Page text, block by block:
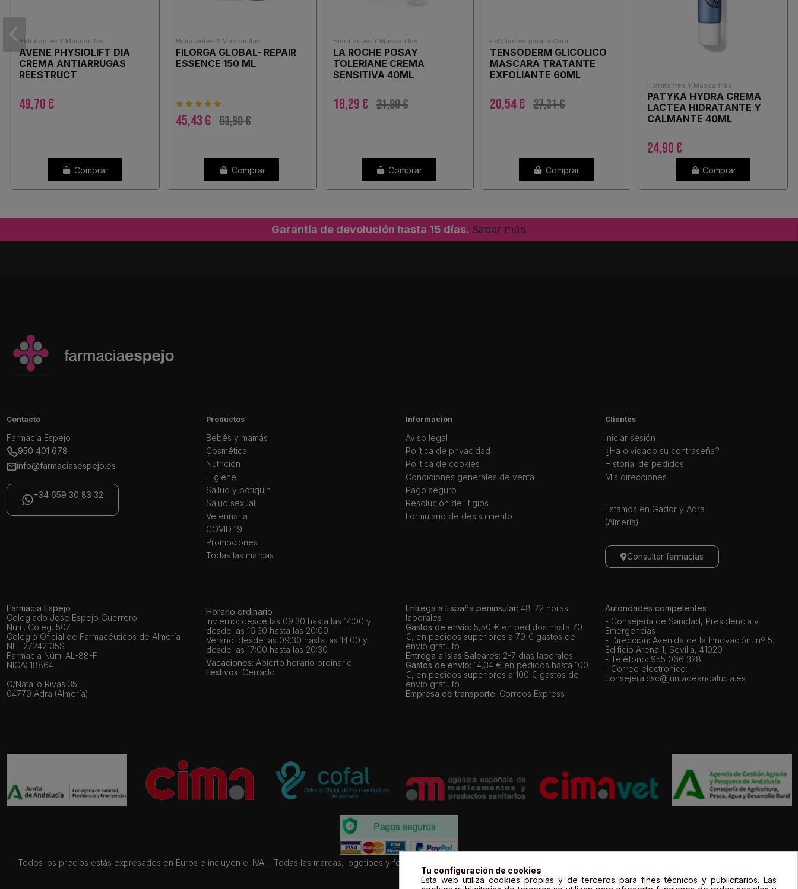
Hidratantes Y Mascarillas
AVENE PHYSIOLIFT DIA
CREMA ANTIARRUGAS
REESTRUCT
49,70 €
Comprar
Hidratantes Y Mascarillas
FILORGA GLOBAL- REPAIR
ESSENCE 150 ML
45,43 € 63,90 €
Comprar
Hidratantes Y Mascarillas
LA ROCHE POSAY
TOLERIANE CREMA
SENSITIVA 40ML
18,29 € 21,90 €
Comprar
Exfoliantes para la Cara
TENSODERM GLICOLICO
MASCARA TRATANTE
EXFOLIANTE 60ML
20,54 € 27,31 €
Comprar
Hidratantes Y Mascarillas
PATYKA HYDRA CREMA
LACTEA HIDRATANTE Y
CALMANTE 40ML
24,90 €
Comprar
Garantía de devolución hasta 15 días. Saber más
Contacto
Farmacia Espejo
950 401 678
info@farmaciasespejo.es
+34 659 30 83 32
Productos
Bebés y mamás
Cosmética
Nutrición
Higiene
Sallud y botiquín
Salud sexual
Veterinaria
COVID 19
Promociones
Todas las marcas
Información
Aviso legal
Política de privacidad
Política de cookies
Condiciones generales de venta
Pago seguro
Resolución de litigios
Formulario de desistimiento
Clientes
Iniciar sesión
¿Ha olvidado su contraseña?
Historial de pedidos
Mis direcciones
Estamos en Gador y Adra
(Almería)
Consultar farmacias
Farmacia Espejo
Colegiado Jose Espejo Guerrero
Núm. Coleg. 507
Colegio Oficial de Farmacéuticos de Almería
NIF: 27242135S
Farmacia Núm. AL-88-F
NICA: 18864
C/Natalio Rivas 35
04770 Adra (Almería)
Horario ordinario
Invierno: desde las 09:30 hasta las 14:00 y
desde las 16:30 hasta las 20:00
Verano: desde las 09:30 hasta las 14:00 y
desde las 17:00 hasta las 20:30
Vacaciones: Abierto horario ordinario
Festivos: Cerrado
Entrega a España peninsular: 48-72 horas
laborales
Gastos de envío: 5,50 € en pedidos hasta 70
€, en pedidos superiores a 70 € gastos de
envío gratuito
Entrega a Islas Baleares: 2-7 días laborales
Gastos de envío: 14,34 € en pedidos hasta 100
€, en pedidos superiores a 100 € gastos de
envío gratuito
Empresa de transporte: Correos Express
Autoridades competentes
- Consejería de Sanidad, Presidencia y
Emergencias
- Dirección: Avenida de la Innovación, nº 5.
Edificio Arena 1, Sevilla, 41020
- Teléfono: 955 066 328
- Correo electrónico:
consejera.csc@juntadeandalucia.es
Todos los precios estás expresados en Euros e incluyen el IVA. | Todas las marcas, logotipos y fotos de productos son propiedad legal de sus propietarios y sólo se muestran a título informativo.
Tu configuración de cookies
Esta web utiliza cookies propias y de terceros para fines técnicos y publicitarios. Las